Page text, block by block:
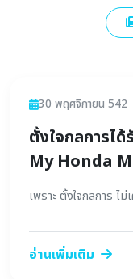
ข่าวสาร
30 พฤศจิกายน 542
ตั้งใจกลการไ
My Honda
เพราะ ตั้งใจกลการ ไ
อ่านเพิ่มเติม